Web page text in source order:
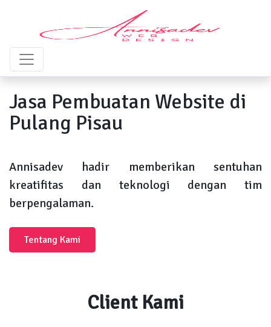
Jasa Pembuatan Website di
Pulang Pisau
Annisadev hadir memberikan sentuhan
kreatifitas dan teknologi dengan tim
berpengalaman.
Tentang Kami
Client Kami